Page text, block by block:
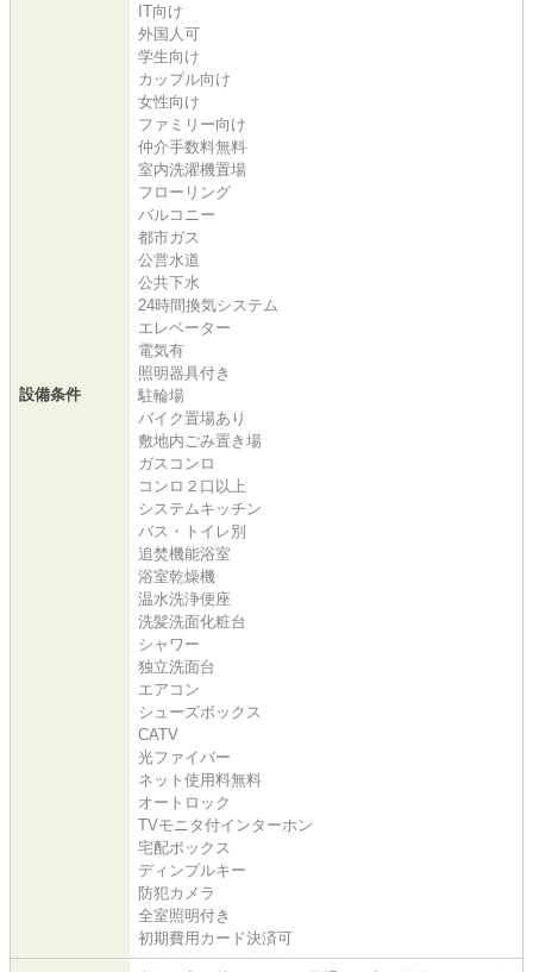
設備条件
IT向け
外国人可
学生向け
カップル向け
女性向け
ファミリー向け
仲介手数料無料
室内洗濯機置場
フローリング
バルコニー
都市ガス
公営水道
公共下水
24時間換気システム
エレベーター
電気有
照明器具付き
駐輪場
バイク置場あり
敷地内ごみ置き場
ガスコンロ
コンロ２口以上
システムキッチン
バス・トイレ別
追焚機能浴室
浴室乾燥機
温水洗浄便座
洗髪洗面化粧台
シャワー
独立洗面台
エアコン
シューズボックス
CATV
光ファイバー
ネット使用料無料
オートロック
TVモニタ付インターホン
宅配ボックス
ディンプルキー
防犯カメラ
全室照明付き
初期費用カード決済可